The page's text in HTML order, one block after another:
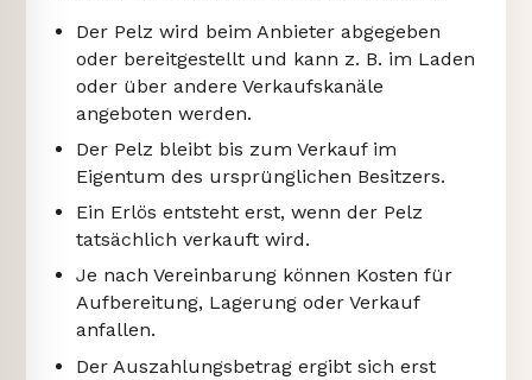
Der Pelz wird beim Anbieter abgegeben
oder bereitgestellt und kann z. B. im Laden
oder über andere Verkaufskanäle
angeboten werden.
Der Pelz bleibt bis zum Verkauf im
Eigentum des ursprünglichen Besitzers.
Ein Erlös entsteht erst, wenn der Pelz
tatsächlich verkauft wird.
Je nach Vereinbarung können Kosten für
Aufbereitung, Lagerung oder Verkauf
anfallen.
Der Auszahlungsbetrag ergibt sich erst